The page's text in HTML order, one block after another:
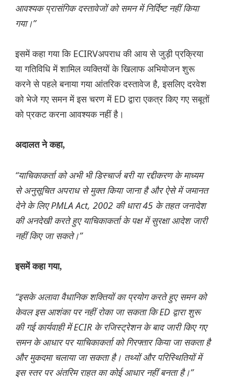
आवश्यक प्रासंगिक दस्तावेजों को समन में निर्दिष्ट नहीं किया
गया।”
इसमें कहा गया कि ECIRVअपराध की आय से जुड़ी प्रक्रिया
या गतिविधि में शामिल व्यक्तियों के खिलाफ अभियोजन शुरू
करने से पहले बनाया गया आंतरिक दस्तावेज है, इसलिए दरवेश
को भेजे गए समन में इस चरण में ED द्वारा एकत्र किए गए सबूतों
को प्रकट करना आवश्यक नहीं है।
अदालत ने कहा,
“याचिकाकर्ता को अभी भी डिस्चार्ज बरी या रद्दीकरण के माध्यम
से अनुसूचित अपराध से मुक्त किया जाना है और ऐसे में जमानत
देने के लिए PMLA Act, 2002 की धारा 45 के तहत जनादेश
की अनदेखी करते हुए याचिकाकर्ता के पक्ष में सुरक्षा आदेश जारी
नहीं किए जा सकते।”
इसमें कहा गया,
“इसके अलावा वैधानिक शक्तियों का प्रयोग करते हुए समन को
केवल इस आशंका पर नहीं रोका जा सकता कि ED द्वारा शुरू
की गई कार्यवाही में ECIR के रजिस्ट्रेशन के बाद जारी किए गए
समन के आधार पर याचिकाकर्ता को गिरफ्तार किया जा सकता है
और मुकदमा चलाया जा सकता है। तथ्यों और परिस्थितियों में
इस स्तर पर अंतरिम राहत का कोई आधार नहीं बनता है।”